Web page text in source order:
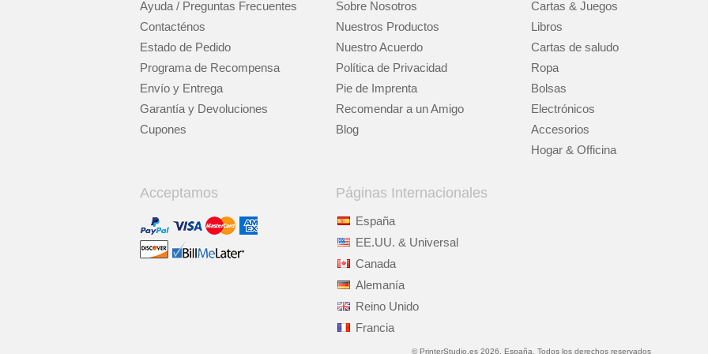
Ayuda / Preguntas Frecuentes
Contacténos
Estado de Pedido
Programa de Recompensa
Envío y Entrega
Garantía y Devoluciones
Cupones
Sobre Nosotros
Nuestros Productos
Nuestro Acuerdo
Política de Privacidad
Pie de Imprenta
Recomendar a un Amigo
Blog
Cartas & Juegos
Libros
Cartas de saludo
Ropa
Bolsas
Electrónicos
Accesorios
Hogar & Officina
Acceptamos Páginas Internacionales
España
EE.UU. & Universal
Canada
Alemanía
Reino Unido
Francia
© PrinterStudio.es 2026. España. Todos los derechos reservados